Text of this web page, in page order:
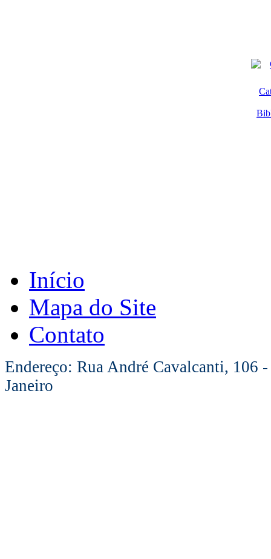
Início
Mapa do Site
Contato
Endereço: Rua André Cavalcanti, 106
Janeiro